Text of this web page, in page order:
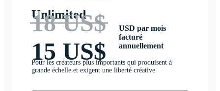
Unlimited
18 US$
15 US$
USD par mois
facturé
annuellement
Pour les créateurs plus importants qui produisent à
grande échelle et exigent une liberté créative